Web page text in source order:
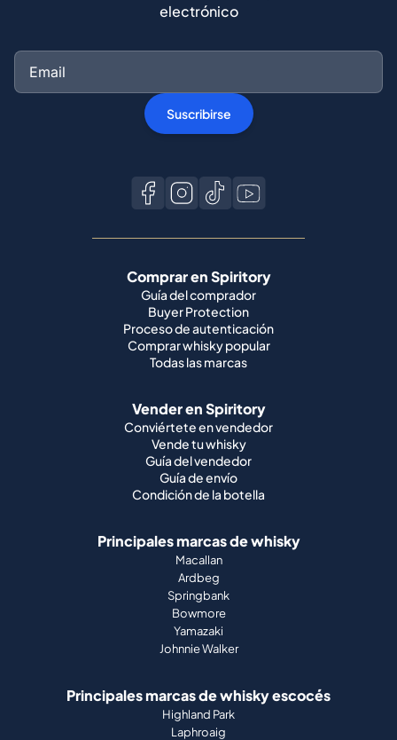
electrónico
Suscribirse
Comprar en Spiritory
Guía del comprador
Buyer Protection
Proceso de autenticación
Comprar whisky popular
Todas las marcas
Vender en Spiritory
Conviértete en vendedor
Vende tu whisky
Guía del vendedor
Guía de envío
Condición de la botella
Principales marcas de whisky
Macallan
Ardbeg
Springbank
Bowmore
Yamazaki
Johnnie Walker
Principales marcas de whisky escocés
Highland Park
Laphroaig